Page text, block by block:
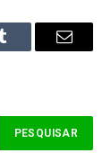
Tumblr Email